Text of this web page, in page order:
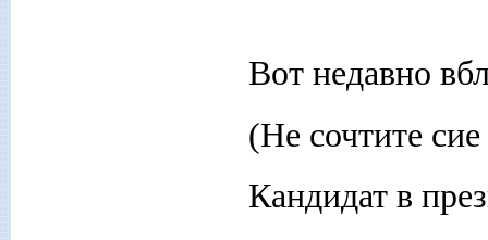
Вот недавно
(Не сочтите
Кандидат в